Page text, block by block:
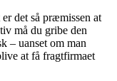
det så præmissen at
må du gribe den
– uanset om man
at få fragtfirmaet